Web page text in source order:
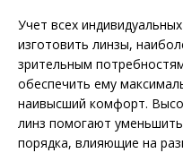
Учет всех
изготовить линзы,
зрительным
обеспечить ему
наивысший комфорт.
линз помогают
порядка, влияющие на